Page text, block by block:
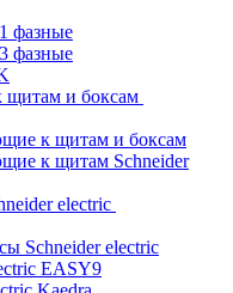
фазные
фазные
и боксам
к щитам и боксам
к щитам Schneider
electric
Schneider electric
EASY9